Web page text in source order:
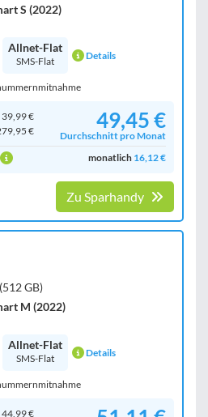
S (2022)
Allnet-Flat
SMS-Flat Details
39,99 €
€ 49,45 €
Durchschnitt pro Monat
monatlich 16,12 €
Zu Sparhandy
GB)
M (2022)
Allnet-Flat
SMS-Flat Details
44,99 €